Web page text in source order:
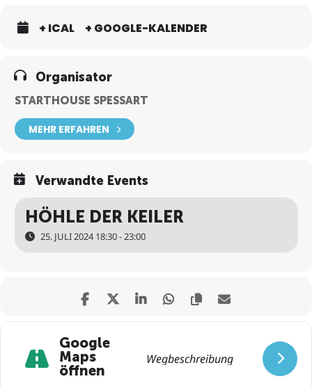
+ ICAL + GOOGLE-KALENDER
Organisator
STARTHOUSE SPESSART
MEHR ERFAHREN
Verwandte Events
HÖHLE DER KEILER
25. JULI 2024 18:30 - 23:00
Google
Maps
öffnen